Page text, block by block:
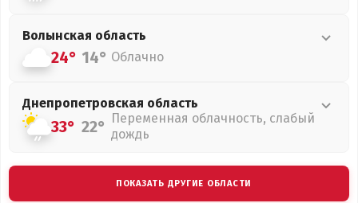
Волынская область
24° 14° Облачно
Днепропетровская область
33° 22° Переменная облачность, слабый
дождь
ПОКАЗАТЬ ДРУГИЕ ОБЛАСТИ